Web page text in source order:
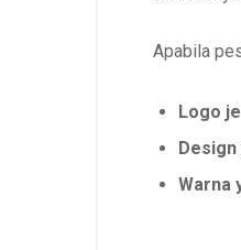
Apabila
Logo
Warna